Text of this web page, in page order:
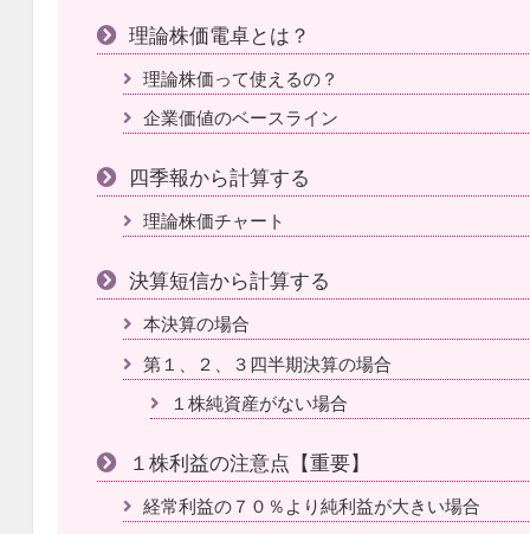
理論株価電卓とは？
理論株価って使えるの？
企業価値のベースライン
四季報から計算する
理論株価チャート
決算短信から計算する
本決算の場合
第１、２、３四半期決算の場合
１株純資産がない場合
１株利益の注意点【重要】
経常利益の７０％より純利益が大きい場合